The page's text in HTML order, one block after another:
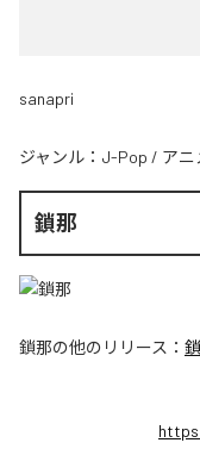
sanapri
ジャンル： J-Pop / アニ
鎖那
鎖那の他のリリース：